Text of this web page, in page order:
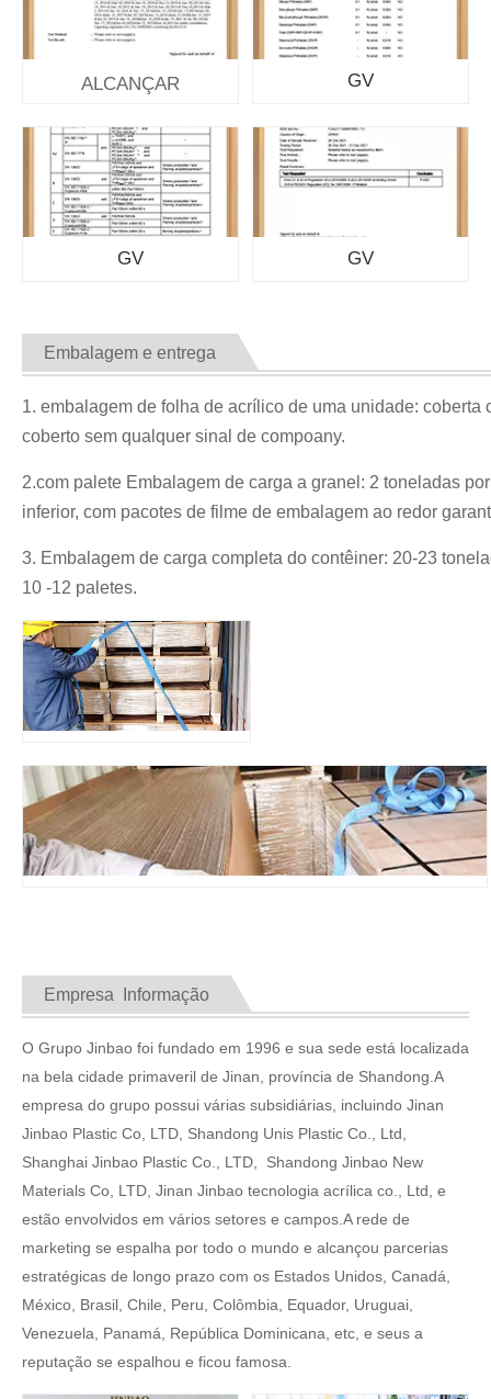
ALCANÇAR GV
GV GV
Embalagem e entrega
1. embalagem de folha de acrílico de uma unidade:
coberto sem qualquer sinal de compoany.
2.com palete Embalagem de carga a granel: 2 toneladas
inferior, com pacotes de filme de embalagem ao redor
3. Embalagem de carga completa do contêiner: 20-23
10 -12 paletes.
Empresa Informação
O Grupo Jinbao foi fundado em 1996 e sua sede está localizada
na bela cidade primaveril de Jinan, província de Shandong.A
empresa do grupo possui várias subsidiárias, incluindo Jinan
Jinbao Plastic Co, LTD, Shandong Unis Plastic Co., Ltd,
Shanghai Jinbao Plastic Co., LTD, Shandong Jinbao New
Materials Co, LTD, Jinan Jinbao tecnologia acrílica co., Ltd, e
estão envolvidos em vários setores e campos.A rede de
marketing se espalha por todo o mundo e alcançou parcerias
estratégicas de longo prazo com os Estados Unidos, Canadá,
México, Brasil, Chile, Peru, Colômbia, Equador, Uruguai,
Venezuela, Panamá, República Dominicana, etc, e seus a
reputação se espalhou e ficou famosa.